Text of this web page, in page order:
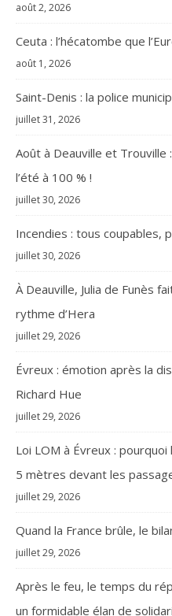
août 2, 2026
Ceuta : l’hécatombe que
août 1, 2026
Saint-Denis : la police
juillet 31, 2026
Août à Deauville et
l’été à 100 % !
juillet 30, 2026
Incendies : tous coupables,
juillet 30, 2026
À Deauville, Julia de Funès
rythme d’Hera
juillet 29, 2026
Évreux : émotion après la
Richard Hue
juillet 29, 2026
Loi LOM à Évreux :
5 mètres devant les
juillet 29, 2026
Quand la France brûle, le
juillet 29, 2026
Après le feu, le temps du
un formidable élan de